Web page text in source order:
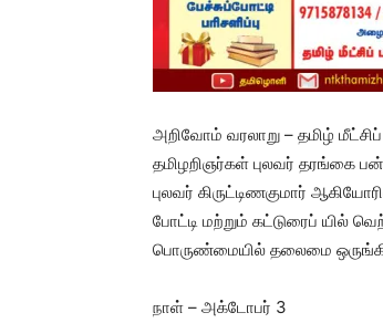
அறிவோம் வரலாறு – தமிழ்
தமிழறிஞர்கள் புலவர் தரங்கை
புலவர் கிருட்டிணகுமார்
போட்டி மற்றும் கட்டுரைப் யில்
பொருண்மையில் தலைமை
நாள் – அக்டோபர் 3